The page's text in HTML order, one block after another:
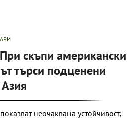
скъпи американски
търси подценени
неочаквана устойчивост,